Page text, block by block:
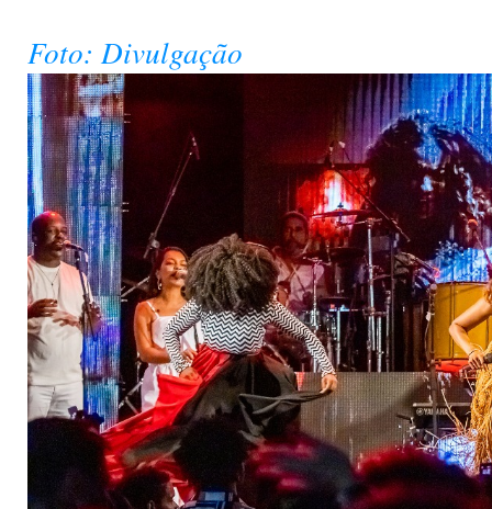
Foto: Divulgação